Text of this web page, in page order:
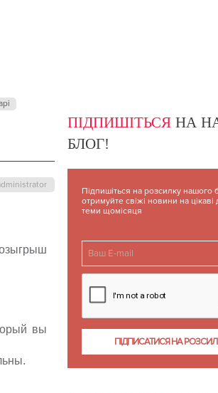
вы
ПІДПИШІТЬСЯ НА
БЛОГ!
Підпишіться на розсилку нашого
отримуйте свіжі новини на цікаві
теми щомісяця